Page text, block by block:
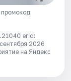
промокод
erid:
2026
на Яндекс